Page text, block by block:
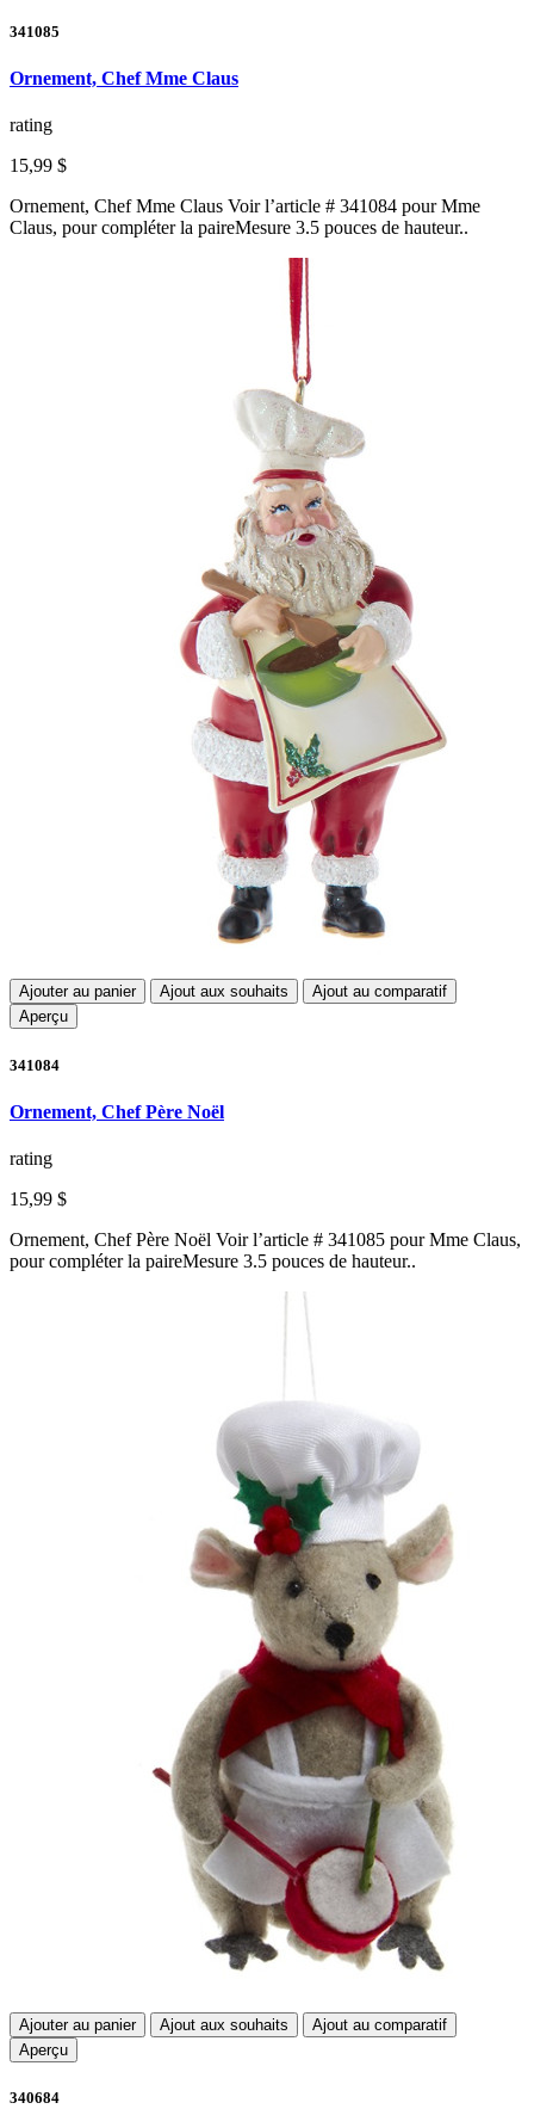
341085
Ornement, Chef Mme Claus
rating
15,99 $
Ornement, Chef Mme Claus Voir l’article # 341084 pour Mme
Claus, pour compléter la paireMesure 3.5 pouces de hauteur..
Ajouter au panier Ajout aux souhaits
Ajout au comparatif
Aperçu
341084
Ornement, Chef Père Noël
rating
15,99 $
Ornement, Chef Père Noël Voir l’article # 341085 pour Mme Claus,
pour compléter la paireMesure 3.5 pouces de hauteur..
Ajouter au panier Ajout aux souhaits
Ajout au comparatif
Aperçu
340684